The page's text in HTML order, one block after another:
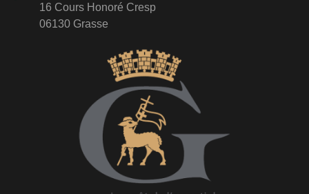
16 Cours Honoré Cresp
06130 Grasse